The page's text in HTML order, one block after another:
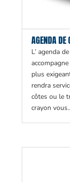
AGENDA DE
L’ agenda
plus
rendra
côtes ou le
crayon